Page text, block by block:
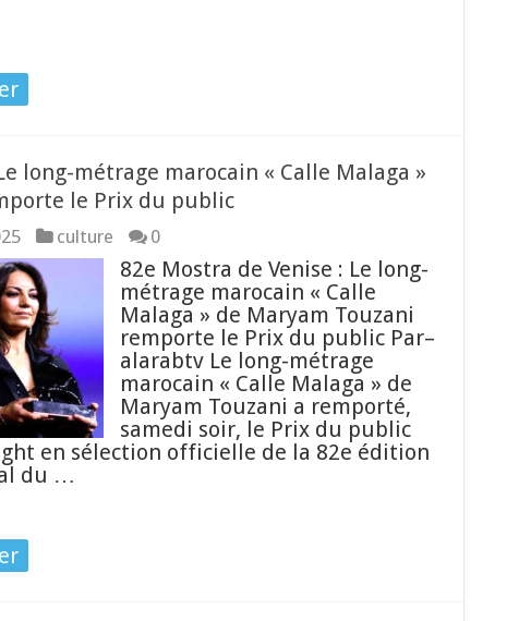
long-métrage marocain « Calle Malaga »
le Prix du public
culture 0
82e Mostra de Venise : Le long-
métrage marocain « Calle
Malaga » de Maryam Touzani
remporte le Prix du public Par–
alarabtv Le long-métrage
marocain « Calle Malaga » de
Maryam Touzani a remporté,
samedi soir, le Prix du public
en sélection officielle de la 82e édition
du …